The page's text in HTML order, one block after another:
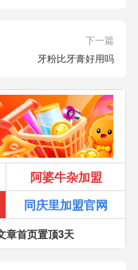
下一篇
牙粉比牙膏好用吗
阿婆牛杂加盟
同庆里加盟官网
章首页置顶3天